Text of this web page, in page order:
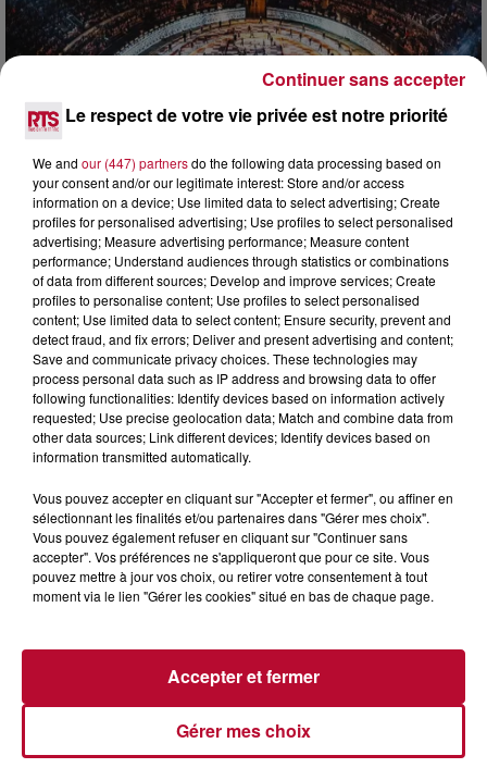
6 août 2026
NÎMES : « LE RÊVE DU GLADIATEUR » INVESTIT
LES ARÈNES CES 3...
Après un franc succès l'été dernier, le spectacle « Le Rêve
du gladiateur » revient illuminer l'amphithéâtre romain les 6,
7 et 8 août. Une fresque nocturne...
Le respect de votre vie privée est notre priorité
We and our (447) partnersdo the following data processing based on
your consent and/or our legitimate interest: Store and/or access
information on a device; Use limited data to select advertising; Create
profiles for personalised advertising; Use profiles to select personalised
advertising; Measure advertising performance; Measure content
performance; Understand audiences through statistics or combinations
of data from different sources; Develop and improve services; Create
profiles to personalise content; Use profiles to select personalised
content; Use limited data to select content; Ensure security, prevent and
detect fraud, and fix errors; Deliver and present advertising and content;
Save and communicate privacy choices. These technologies may
process personal data such as IP address and browsing data to offer
following functionalities: Identify devices based on information actively
requested; Use precise geolocation data; Match and combine data from
other data sources; Link different devices; Identify devices based on
information transmitted automatically.
Vous pouvez accepter en cliquant sur "Accepter et fermer", ou affiner en
sélectionnant les finalités et/ou partenaires dans "Gérer mes choix".
Vous pouvez également refuser en cliquant sur "Continuer sans
accepter". Vos préférences ne s'appliqueront que pour ce site. Vous
pouvez mettre à jour vos choix, ou retirer votre consentement à tout
moment via le lien "Gérer les cookies" situé en bas de chaque page.
Gérer mes choix
Accepter et fermer
Continuer sans accepter